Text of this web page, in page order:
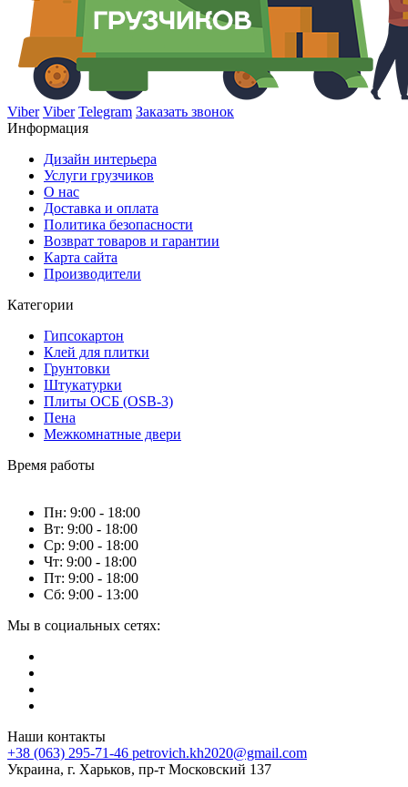
Viber Viber Telegram Заказать звонок
Информация
Дизайн интерьера
Услуги грузчиков
О нас
Доставка и оплата
Политика безопасности
Возврат товаров и гарантии
Карта сайта
Производители
Категории
Гипсокартон
Клей для плитки
Грунтовки
Штукатурки
Плиты ОСБ (OSB-3)
Пена
Межкомнатные двери
Время работы
Пн: 9:00 - 18:00
Вт: 9:00 - 18:00
Ср: 9:00 - 18:00
Чт: 9:00 - 18:00
Пт: 9:00 - 18:00
Сб: 9:00 - 13:00
Мы в социальных сетях:
Наши контакты
+38 (063) 295-71-46 petrovich.kh2020@gmail.com
Украина, г. Харьков, пр-т Московский 137